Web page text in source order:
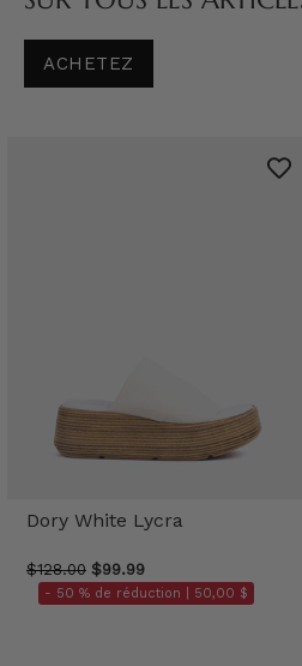
ACHETEZ
Dory White Lycra
$128.00 $99.99
- 50 % de réduction | 50,00 $